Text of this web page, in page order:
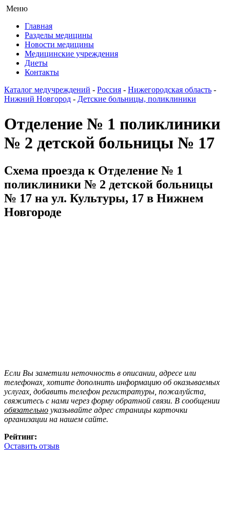
Меню
Главная
Разделы медицины
Новости медицины
Медицинские учреждения
Диеты
Контакты
Каталог медучреждений - Россия - Нижегородская область -
Нижний Новгород - Детские больницы, поликлиники
Отделение № 1 поликлиники
№ 2 детской больницы № 17
Схема проезда к Отделение № 1
поликлиники № 2 детской больницы
№ 17 на ул. Культуры, 17 в Нижнем
Новгороде
Если Вы заметили неточность в описании, адресе или
телефонах, хотите дополнить информацию об оказываемых
услугах, добавить телефон регистратуры, пожалуйста,
свяжитесь с нами через форму обратной связи. В сообщении
обязательно указывайте адрес страницы карточки
организации на нашем сайте.
Рейтинг:
Оставить отзыв